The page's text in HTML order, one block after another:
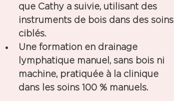
que Cathy a suivie, utilisant des
instruments de bois dans des soins
ciblés.
Une formation en drainage
lymphatique manuel , sans bois ni
machine, pratiquée à la clinique
dans les soins 100 % manuels.